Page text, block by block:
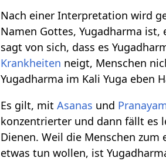
Nach einer Interpretation wird
Namen Gottes, Yugadharma
sagt von sich, dass es
Krankheiten neigt, Menschen
Yugadharma im Kali Yuga eben
Es gilt, mitAsanas und
konzentrierter und dann fällt es
Dienen. Weil die Menschen
etwas tun wollen, ist